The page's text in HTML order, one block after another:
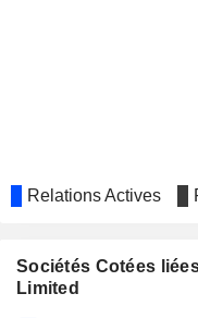
Relations Actives
Sociétés Cotées
Limited